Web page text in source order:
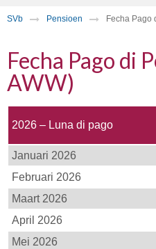
SVb Pensioen Fecha Pago
Fecha Pago di
AWW)
2026 – Luna di pago
Januari 2026
Februari 2026
Maart 2026
April 2026
Mei 2026